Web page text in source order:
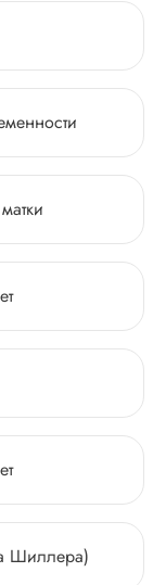
Шиллера)